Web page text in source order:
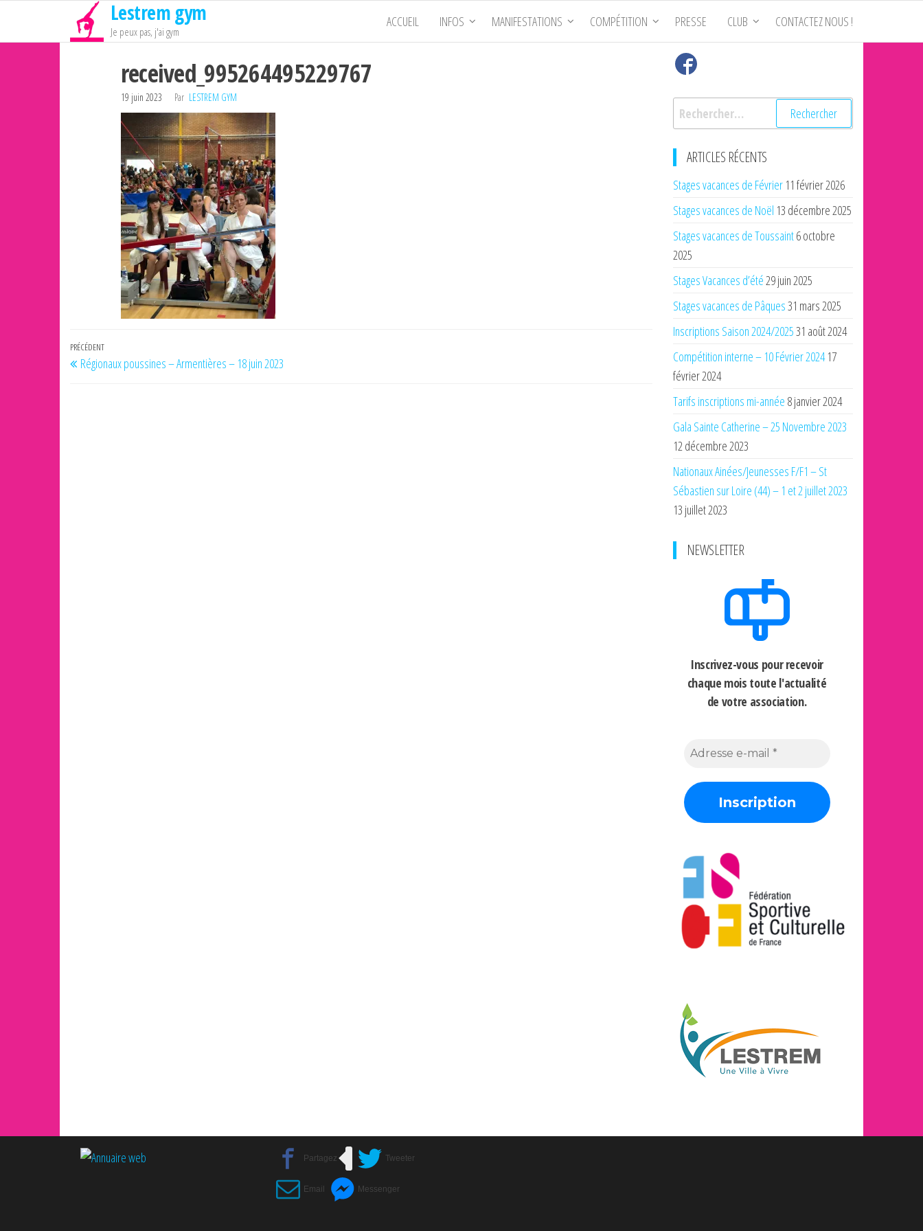
contenu
Lestrem gym
Je peux pas, j'ai gym
ACCUEIL INFOS MANIFESTATIONS COMPÉTITION PRESSE CLUB CONTACTEZ NOUS !
received_995264495229767
19 juin 2023 Par LESTREM GYM
Navigation
de
Article
précédent
PRÉCÉDENT
Régionaux poussines – Armentières – 18 juin 2023
Rechercher :
ARTICLES RÉCENTS
Stages vacances de Février 11 février 2026
Stages vacances de Noël 13 décembre 2025
Stages vacances de Toussaint6 octobre
2025
Stages Vacances d’été29 juin 2025
Stages vacances de Pâques31 mars 2025
Inscriptions Saison 2024/202531 août 2024
Compétition interne – 10 Février 2024 17
février 2024
Tarifs inscriptions mi-année 8 janvier 2024
Gala Sainte Catherine – 25 Novembre 2023
12 décembre 2023
Nationaux Ainées/Jeunesses F/F1 – St
Sébastien sur Loire (44) – 1 et 2 juillet 2023
13 juillet 2023
NEWSLETTER
Inscrivez-vous pour recevoir
chaque mois toute l'actualité
de votre association.